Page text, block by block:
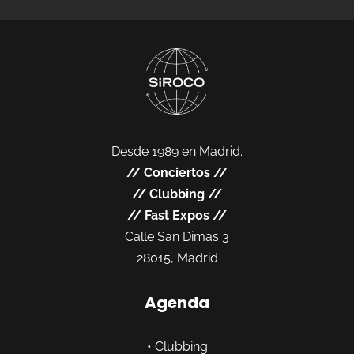
Desde 1989 en Madrid.
// Conciertos //
// Clubbing //
// Fast Expos //
Calle San Dimas 3
28015, Madrid
Agenda
• Clubbing